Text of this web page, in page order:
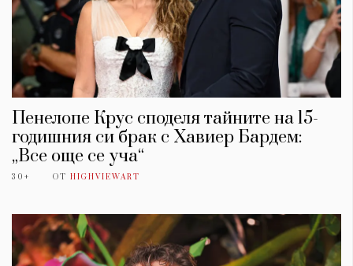
Пенелопе Крус споделя тайните на 15-
годишния си брак с Хавиер Бардем:
„Все още се уча“
30+ ОТ HIGHVIEWART